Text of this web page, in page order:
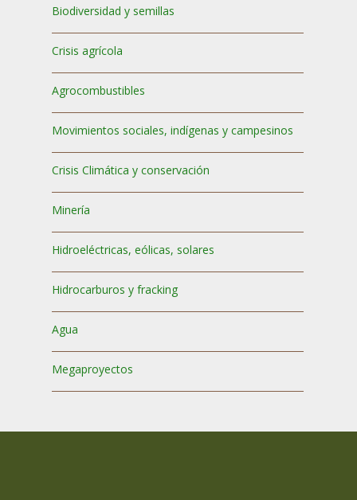
Biodiversidad y semillas
Crisis agrícola
Agrocombustibles
Movimientos sociales, indígenas y campesinos
Crisis Climática y conservación
Minería
Hidroeléctricas, eólicas, solares
Hidrocarburos y fracking
Agua
Megaproyectos